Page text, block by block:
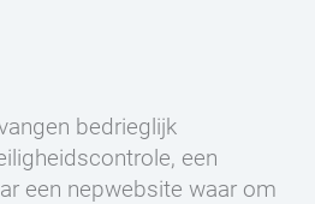
bedrieglijk
een
een nepwebsite waar om